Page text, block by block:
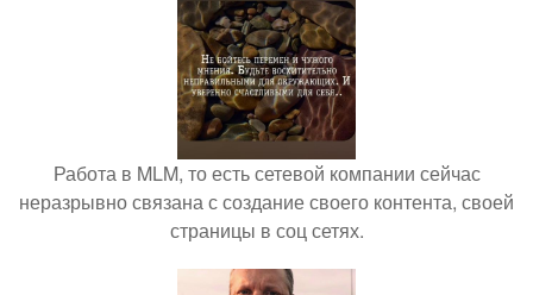
Работа в MLM, то есть сетевой компании сейчас
неразрывно связана с создание своего контента, своей
страницы в соц сетях.